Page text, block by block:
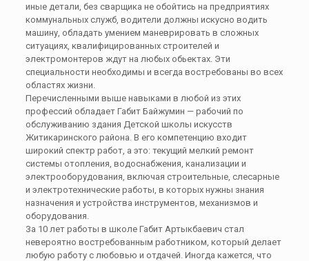
иные детали, без сварщика не обойтись на предприятиях
коммунальных служб, водители должны искусно водить
машину, обладать умением маневрировать в сложных
ситуациях, квалифицированных строителей и
электромонтеров ждут на любых обьектах. Эти
специальности необходимы и всегда востребованы во всех
областях жизни.
Перечисленными выше навыками в любой из этих
профессий обладает Габит Байжумин — рабочий по
обслуживанию здания Детской школы искусств
Житикаринского района. В его компетенцию входит
широкий спектр работ, а это: текущий мелкий ремонт
системы отопления, водоснабжения, канализации и
электрооборудования, включая строительные, слесарные
и электротехнические работы, в которых нужны знания
назначения и устройства инструментов, механизмов и
оборудования.
За 10 лет работы в школе Габит Артыкбаевич стал
невероятно востребованным работником, который делает
любую работу с любовью и отдачей. Иногда кажется, что